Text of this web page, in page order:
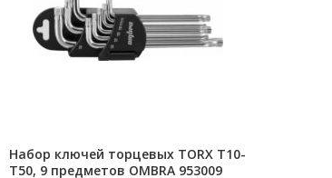
Набор ключей торцевых TORX Т10-
Т50, 9 предметов OMBRA 953009